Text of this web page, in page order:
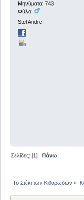
Μηνύματα: 743
Φύλο:
Stel Andre
Σελίδες: [1]Πάνω
Το Στέκι των Κιθαρωδών »